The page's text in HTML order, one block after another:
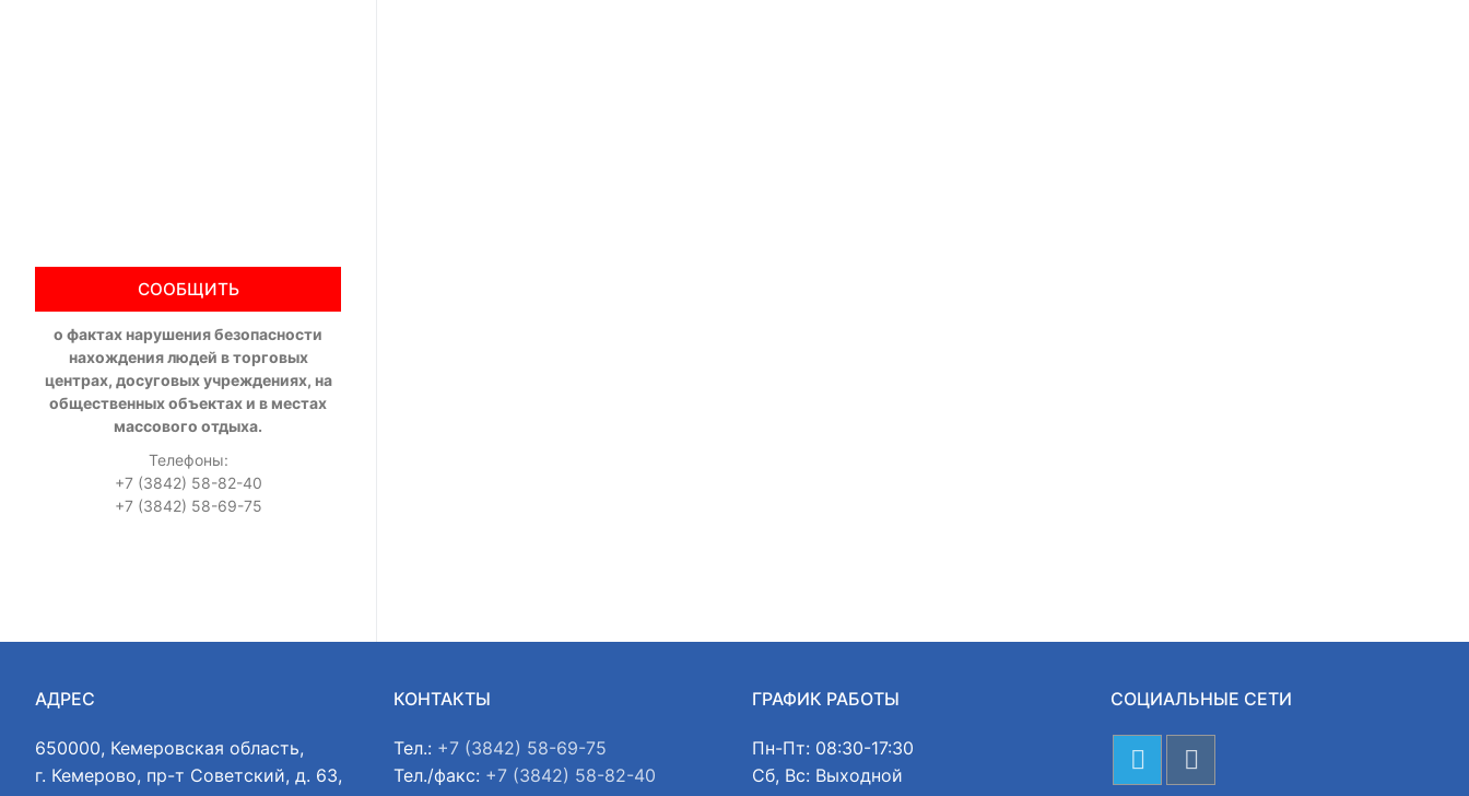
СООБЩИТЬ
о фактах нарушения безопасности
нахождения людей в торговых
центрах, досуговых учреждениях, на
общественных объектах и в местах
массового отдыха.
Телефоны:
+7 (3842) 58-82-40
+7 (3842) 58-69-75
АДРЕС
650000, Кемеровская область,
г. Кемерово, пр-т Советский, д. 63,
КОНТАКТЫ
Тел.: +7 (3842) 58-69-75
Тел./факс: +7 (3842) 58-82-40
ГРАФИК РАБОТЫ
Пн-Пт: 08:30-17:30
Сб, Вс: Выходной
СОЦИАЛЬНЫЕ СЕТИ